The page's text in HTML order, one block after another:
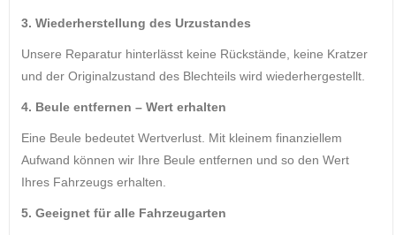
3. Wiederherstellung des Urzustandes
Unsere Reparatur hinterlässt keine Rückstände, keine Kratzer
und der Originalzustand des Blechteils wird wiederhergestellt.
4. Beule entfernen – Wert erhalten
Eine Beule bedeutet Wertverlust. Mit kleinem finanziellem
Aufwand können wir Ihre Beule entfernen und so den Wert
Ihres Fahrzeugs erhalten.
5. Geeignet für alle Fahrzeugarten